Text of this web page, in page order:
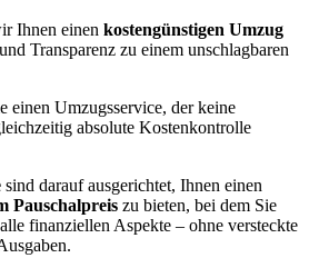
Ihnen einen kostengünstigen Umzug
Transparenz zu einem unschlagbaren
einen Umzugsservice, der keine
absolute Kostenkontrolle
sind darauf ausgerichtet, Ihnen einen
Pauschalpreis zu bieten, bei dem Sie
finanziellen Aspekte – ohne versteckte